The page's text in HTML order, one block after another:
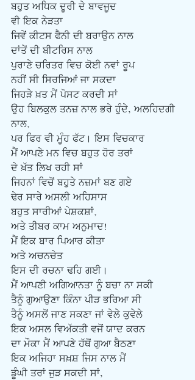
ਬਹੁਤ ਅਧਿਕ ਦੂਰੀ ਦੇ ਬਾਵਜੂਦ
ਵੀ ਇਕ ਨੇੜਤਾ
ਜਿਵੇਂ ਕੀਟਸ ਫੈਨੀ ਦੀ ਬਰਾਉਨ ਨਾਲ
ਦਾਂਤੇਂ ਦੀ ਬੀਟਰਿਸ ਨਾਲ
ਪੁਰਾਣੇ ਚਰਿਤਰ ਵਿਚ ਕੋਈ ਨਵਾਂ ਰੂਪ
ਨਹੀਂ ਸੀ ਸਿਰਜਿਆਂ ਜਾ ਸਕਦਾ
ਜਿਹੜੇ ਖ਼ਤ ਮੈਂ ਪੋਸਟ ਕਰਦੀ ਸਾਂ
ਉਹ ਬਿਲਕੁਲ ਤਨਜ਼ ਨਾਲ ਭਰੇ ਹੁੰਦੇ, ਅਲਹਿਦਗੀ
ਨਾਲ,
ਪਰ ਫਿਰ ਵੀ ਮੂੰਹ ਫੱਟ। ਇਸ ਵਿਚਕਾਰ
ਮੈਂ ਆਪਣੇ ਮਨ ਵਿਚ ਬਹੁਤ ਹੋਰ ਤਰਾਂ
ਦੇ ਖ਼ੱਤ ਲਿਖ ਰਹੀ ਸਾਂ
ਜਿਹਨਾਂ ਵਿਚੋਂ ਬਹੁਤੇ ਨਜ਼ਮਾਂ ਬਣ ਗਏ
ਢੇਰ ਸਾਰੇ ਅਸਲੀ ਅਹਿਸਾਸ
ਬਹੁਤ ਸਾਰੀਆਂ ਪੇਸ਼ਕਸ਼ਾਂ,
ਅਤੇ ਤੀਬਰ ਕਾਮ ਅਨੁਮਾਦ!
ਮੈਂ ਇਕ ਬਾਰ ਪਿਆਰ ਕੀਤਾ
ਅਤੇ ਅਚਨਚੇਤ
ਇਸ ਦੀ ਰਚਨਾ ਢਹਿ ਗਈ।
ਮੈਂ ਆਪਣੀ ਅਗਿਆਨਤਾ ਨੂੰ ਬਚਾ ਨਾ ਸਕੀ
ਤੈਨੂੰ ਗੁਆਉਣਾ ਕਿੰਨਾ ਪੀੜ ਭਰਿਆ ਸੀ
ਤੈਨੂੰ ਅਸਲੋਂ ਜਾਣ ਸਕਣਾ ਜਾਂ ਵੇਲੇ ਕੁਵੇਲੇ
ਇਕ ਅਸਲ ਵਿਅੱਕਤੀ ਵਜੋਂ ਯਾਦ ਕਰਨ
ਦਾ ਮੌਕਾ ਮੈਂ ਆਪਣੇ ਹੱਥੋਂ ਗੁਆ ਬੈਠਣਾ
ਇਕ ਅਜਿਹਾ ਸਖ਼ਸ਼ ਜਿਸ ਨਾਲ ਮੈਂ
ਡੂੰਘੀ ਤਰਾਂ ਜੁੜ ਸਕਦੀ ਸਾਂ,